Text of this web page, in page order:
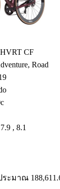
CF
Road
, 8.1
ระมาณ